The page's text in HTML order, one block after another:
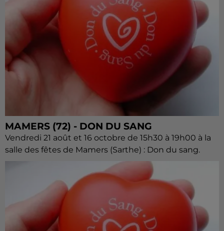
MAMERS (72) - DON DU SANG
Vendredi 21 août et 16 octobre de 15h30 à 19h00 à la
salle des fêtes de Mamers (Sarthe) : Don du sang.